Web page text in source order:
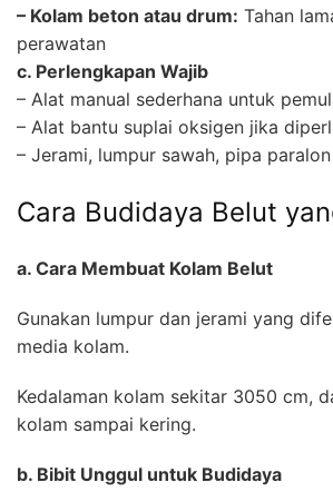
– Kolam beton atau drum: Tahan
perawatan
c. Perlengkapan Wajib
– Alat manual sederhana untuk
– Alat bantu suplai oksigen jika
– Jerami, lumpur sawah, pipa paralon
Cara Budidaya Belut
a. Cara Membuat Kolam Belut
Gunakan lumpur dan jerami yang
media kolam.
Kedalaman kolam sekitar 3050 cm,
kolam sampai kering.
b. Bibit Unggul untuk Budidaya